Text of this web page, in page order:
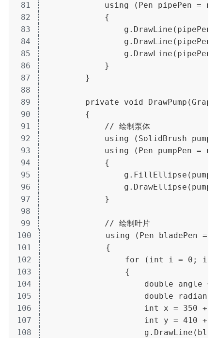
81
using (Pen pipePen = new
82
{
83
g.DrawLine(pipePen,
84
g.DrawLine(pipePen,
85
g.DrawLine(pipePen,
86
}
87
}
88
89
private void
90
{
91
// 绘制泵体
92
using (SolidBrush pumpBrush
93
using (Pen pumpPen = new
94
{
95
g.FillEllipse(pumpBrush,
96
g.DrawEllipse(pumpPen,
97
}
98
99
// 绘制叶片
100
using (Pen bladePen = new
101
{
102
for (int i = 0; i ＜
103
{
104
double angle =
105
double radians =
106
int x = 350 + (int)(28 *
107
int y = 410 + (int)(28 *
108
g.DrawLine(bladePen,